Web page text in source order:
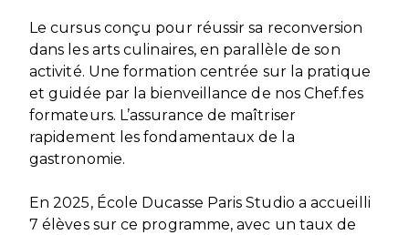
Le cursus conçu pour réussir sa reconversion
dans les arts culinaires, en parallèle de son
activité. Une formation centrée sur la pratique
et guidée par la bienveillance de nos Chef.fes
formateurs. L’assurance de maîtriser
rapidement les fondamentaux de la
gastronomie.
En 2025, École Ducasse Paris Studio a accueilli
7 élèves sur ce programme, avec un taux de